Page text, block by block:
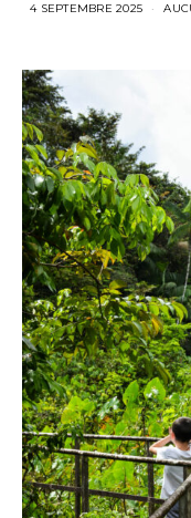
4 SEPTEMBRE 2025